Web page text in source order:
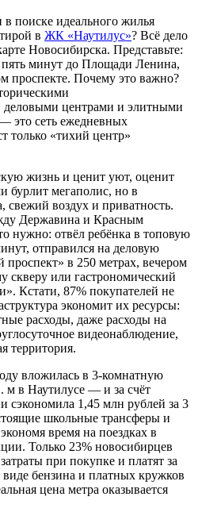
поиске идеального жилья
в ЖК «Наутилус»? Всё дело
Новосибирска. Представьте:
пять минут до Площади Ленина,
Почему это важно?
деловыми центрами и элитными
это сеть ежедневных
только «тихий центр»
жизнь и ценит уют, оценит
бурлит мегаполис, но в
свежий воздух и приватность.
Державина и Красным
нужно: отвёл ребёнка в топовую
отправился на деловую
в 250 метрах, вечером
или гастрономический
Кстати, 87% покупателей не
экономит их ресурсы:
расходы, даже расходы на
видеонаблюдение,
территория.
вложилась в 3-комнатную
м в Наутилусе — и за счёт
сэкономила 1,45 млн рублей за 3
школьные трансферы и
время на поездках в
Только 23% новосибирцев
при покупке и платят за
бензина и платных кружков
цена метра оказывается